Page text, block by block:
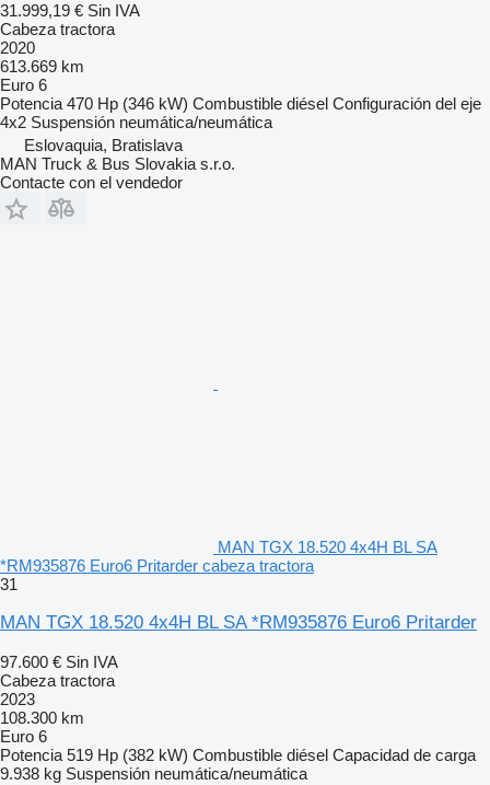
31.999,19 € Sin IVA
Cabeza tractora
2020
613.669 km
Euro 6
Potencia 470 Hp (346 kW) Combustible diésel Configuración del eje
4x2 Suspensión neumática/neumática
Eslovaquia, Bratislava
MAN Truck & Bus Slovakia s.r.o.
Contacte con el vendedor
MAN TGX 18.520 4x4H BL SA
*RM935876 Euro6 Pritarder cabeza tractora
31
MAN TGX 18.520 4x4H BL SA *RM935876 Euro6 Pritarder
97.600 € Sin IVA
Cabeza tractora
2023
108.300 km
Euro 6
Potencia 519 Hp (382 kW) Combustible diésel Capacidad de carga
9.938 kg Suspensión neumática/neumática